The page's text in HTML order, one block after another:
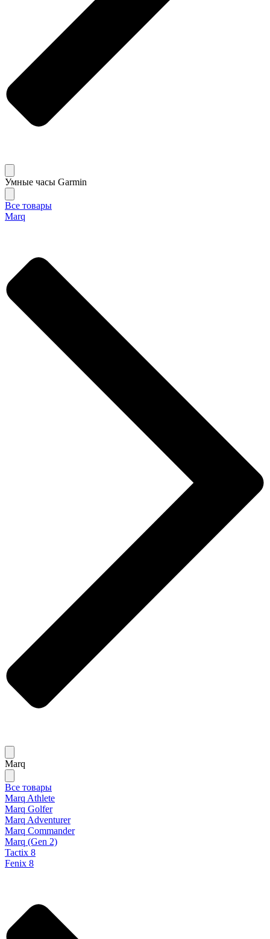
Умные часы Garmin
Все товары
Marq
Marq
Все товары
Marq Athlete
Marq Golfer
Marq Adventurer
Marq Commander
Marq (Gen 2)
Tactix 8
Fenix 8